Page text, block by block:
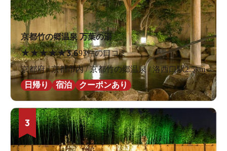
京都竹の郷温泉 万葉の湯
★★★★★3.693件の口コミ
京都府 / 京都市内 / 京都竹の郷温泉 / 洛西口駅2.5km
日帰り
宿泊 クーポンあり
3